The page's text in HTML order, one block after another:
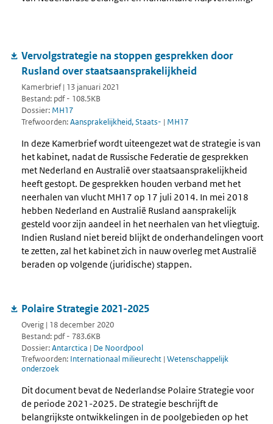
Vervolgstrategie na stoppen gesprekken door
Rusland over staatsaansprakelijkheid
Kamerbrief | 13 januari 2021
Bestand: pdf - 108.5KB
Dossier: MH17
Trefwoorden:Aansprakelijkheid, Staats- | MH17
In deze Kamerbrief wordt uiteengezet wat de strategie is van
het kabinet, nadat de Russische Federatie de gesprekken
met Nederland en Australië over staatsaansprakelijkheid
heeft gestopt. De gesprekken houden verband met het
neerhalen van vlucht MH17 op 17 juli 2014. In mei 2018
hebben Nederland en Australië Rusland aansprakelijk
gesteld voor zijn aandeel in het neerhalen van het vliegtuig.
Indien Rusland niet bereid blijkt de onderhandelingen voort
te zetten, zal het kabinet zich in nauw overleg met Australië
beraden op volgende (juridische) stappen.
Polaire Strategie 2021-2025
Overig | 18 december 2020
Bestand: pdf - 783.6KB
Dossier:Antarctica | De Noordpool
Trefwoorden: Internationaal milieurecht | Wetenschappelijk
onderzoek
Dit document bevat de Nederlandse Polaire Strategie voor
de periode 2021-2025. De strategie beschrijft de
belangrijkste ontwikkelingen in de poolgebieden op het